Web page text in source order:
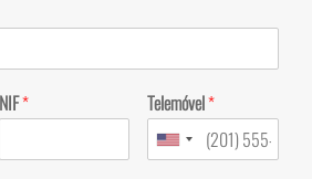
NIF* Telemóvel*